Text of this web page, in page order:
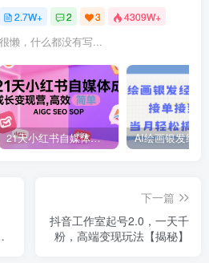
2.7W+ 2 3 4309W+
懒，什么都没有写...
21天小红书自媒体成长变现营，高效 简单 AIGC SEO SOP
下一篇
抖音工作室起号2.0，一天千
粉，高端变现玩法【揭秘】